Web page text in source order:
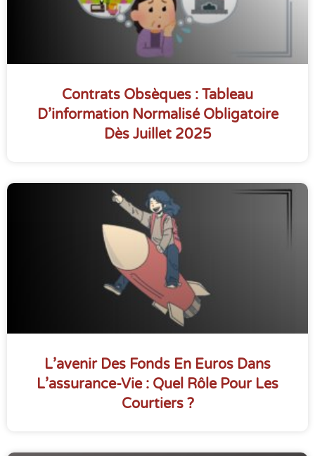
Contrats Obsèques : Tableau
D’information Normalisé Obligatoire
Dès Juillet 2025
L’avenir Des Fonds En Euros Dans
L’assurance-Vie : Quel Rôle Pour Les
Courtiers ?